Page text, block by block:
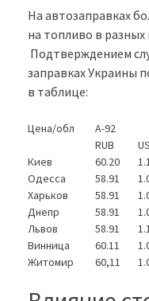
На автозаправках
на топливо в
Подтверждением
заправках Украины
в таблице:
Цена/обл А-92
RUB
Киев
60.20
Одесса
58.91
Харьков
58.91
Днепр
58.91
Львов
58.91
Винница
60.11
Житомир
60,11